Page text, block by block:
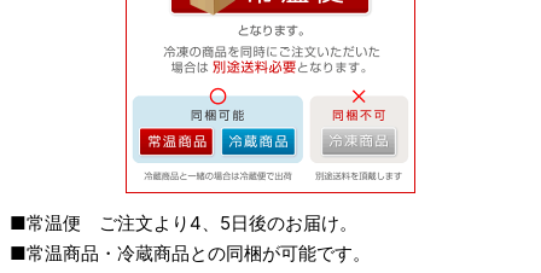
■常温便 ご注文より4、5日後のお届け。
■常温商品・冷蔵商品との同梱が可能です。